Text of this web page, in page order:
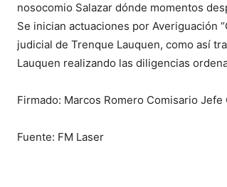
nosocomio Salazar dónde momentos
Se inician actuaciones por Averiguación
judicial de Trenque Lauquen, como así
Lauquen realizando las diligencias
Firmado: Marcos Romero Comisario Jefe
Fuente: FM Laser